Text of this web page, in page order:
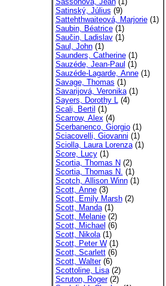
Satinský, Július (9)
Sattehthwaiteová, Marjorie(1)
Saubin, Béatrice(1)
Saučin, Ladislav(1)
Saul, John(1)
Saunders, Catherine(1)
Sauzéde, Jean-Paul (1)
Sauzéde-Lagarde, Anne(1)
Savage, Thomas (1)
Savarijová, Veronika(1)
Sayers, Dorothy L(4)
Scali, Bertil (1)
Scarrow, Alex(4)
Scerbanenco, Giorgio(1)
Sciacovelli, Giovanni (1)
Sciolla, Laura Lorenza(1)
Score, Lucy(1)
Scortia, Thomas N (2)
Scortia, Thomas N. (1)
Scotch, Allison Winn(1)
Scott, Anne(3)
Scott, Emily Marsh(2)
Scott, Manda(1)
Scott, Melanie(2)
Scott, Michael (6)
Scott, Nikola(1)
Scott, Peter W(1)
Scott, Scarlett(6)
Scott, Walter(6)
Scottoline, Lisa(2)
Scruton, Roger(2)